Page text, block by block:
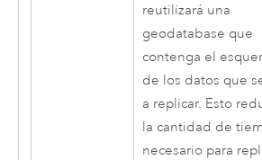
reutilizará una
geodatabase que
contenga el
de los datos que
a replicar. Esto
la cantidad de
necesario para